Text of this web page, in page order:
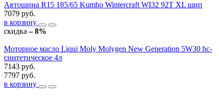
Автошина R15 185/65 Kumho Wintercraft WI32 92T XL шип
7079 руб.
в корзину
скидка– 8%
Моторное масло Liqui Moly Molygen New Generation 5W30 hc-
синтетическое 4л
7143 руб.
7797 руб.
в корзину